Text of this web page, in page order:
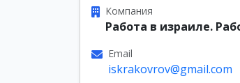
Компания
Работа в израиле.
Email
iskrakovrov@gmail.com